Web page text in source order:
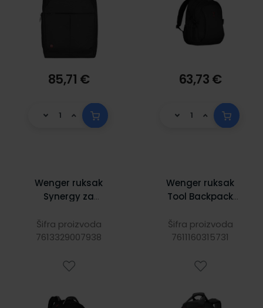
85,71 € 63,73 €
Wenger ruksak
Synergy za
16", crni
Šifra proizvoda
7613329007938
Wenger ruksak
Tool Backpack
pretincom za alat
(bez alata) i
crni
Šifra proizvoda
7611160315731